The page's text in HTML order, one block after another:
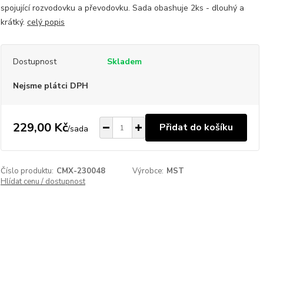
spojující rozvodovku a převodovku. Sada obashuje 2ks - dlouhý a
krátký. celý popis
Dostupnost Skladem
Nejsme plátci DPH
229,00 Kč/sada Přidat do košíku
Číslo produktu: CMX-230048 Výrobce: MST
Hlídat cenu / dostupnost